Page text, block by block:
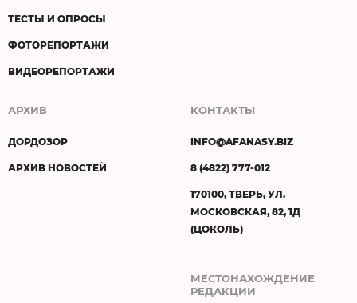
ТЕСТЫ И ОПРОСЫ
ФОТОРЕПОРТАЖИ
ВИДЕОРЕПОРТАЖИ
АРХИВ
ДОРДОЗОР
АРХИВ НОВОСТЕЙ
КОНТАКТЫ
INFO@AFANASY.BIZ
8 (4822) 777-012
170100, ТВЕРЬ, УЛ.
МОСКОВСКАЯ, 82, 1Д
(ЦОКОЛЬ)
МЕСТОНАХОЖДЕНИЕ
РЕДАКЦИИ